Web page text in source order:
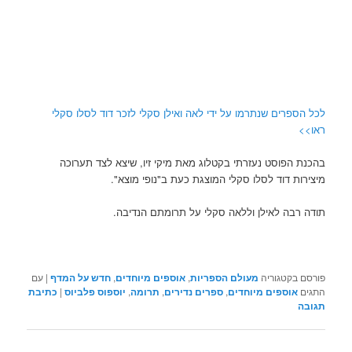
לכל הספרים שנתרמו על ידי לאה ואילן סקלי לזכר דוד לסלו סקלי
ראו>>
בהכנת הפוסט נעזרתי בקטלוג מאת מיקי זיו, שיצא לצד תערוכה
מיצירות דוד לסלו סקלי המוצגת כעת ב"נופי מוצא".
תודה רבה לאילן וללאה סקלי על תרומתם הנדיבה.
פורסם בקטגוריה מעולם הספריות,אוספים מיוחדים,חדש על המדף |עם
התגים אוספים מיוחדים,ספרים נדירים, תרומה, יוספוס פלביוס | כתיבת
תגובה